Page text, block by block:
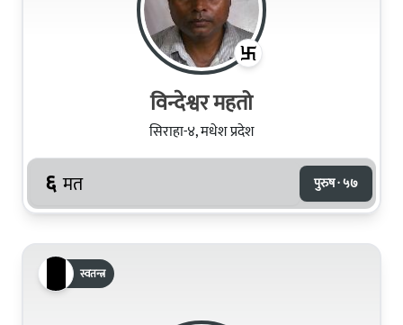
विन्देश्वर महतो
सिराहा-४, मधेश प्रदेश
६ मत पुरुष · ५७
स्वतन्त्र